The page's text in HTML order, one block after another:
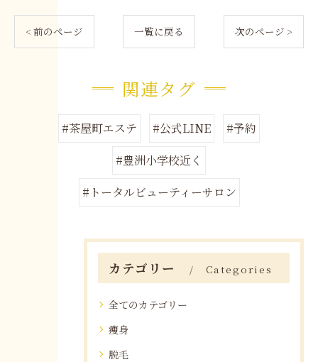
< 前のページ 一覧に戻る 次のページ >
関連タグ
#茶屋町エステ #公式LINE
#予約
#豊洲小学校近く
#トータルビューティーサロン
カテゴリー Categories
全てのカテゴリー
痩身
脱毛